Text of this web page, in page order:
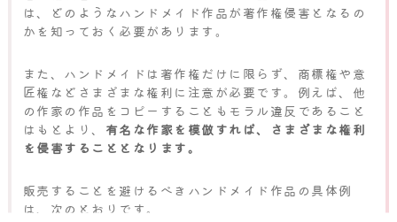
は、どのようなハンドメイド作品が著作権侵害となるの
かを知っておく必要があります。
また、ハンドメイドは著作権だけに限らず、商標権や意
匠権などさまざまな権利に注意が必要です。例えば、他
の作家の作品をコピーすることもモラル違反であること
はもとより、 有名な作家を模倣すれば、さまざまな権利
を侵害することとなります。
販売することを避けるべきハンドメイド作品の具体例
は、次のとおりです。